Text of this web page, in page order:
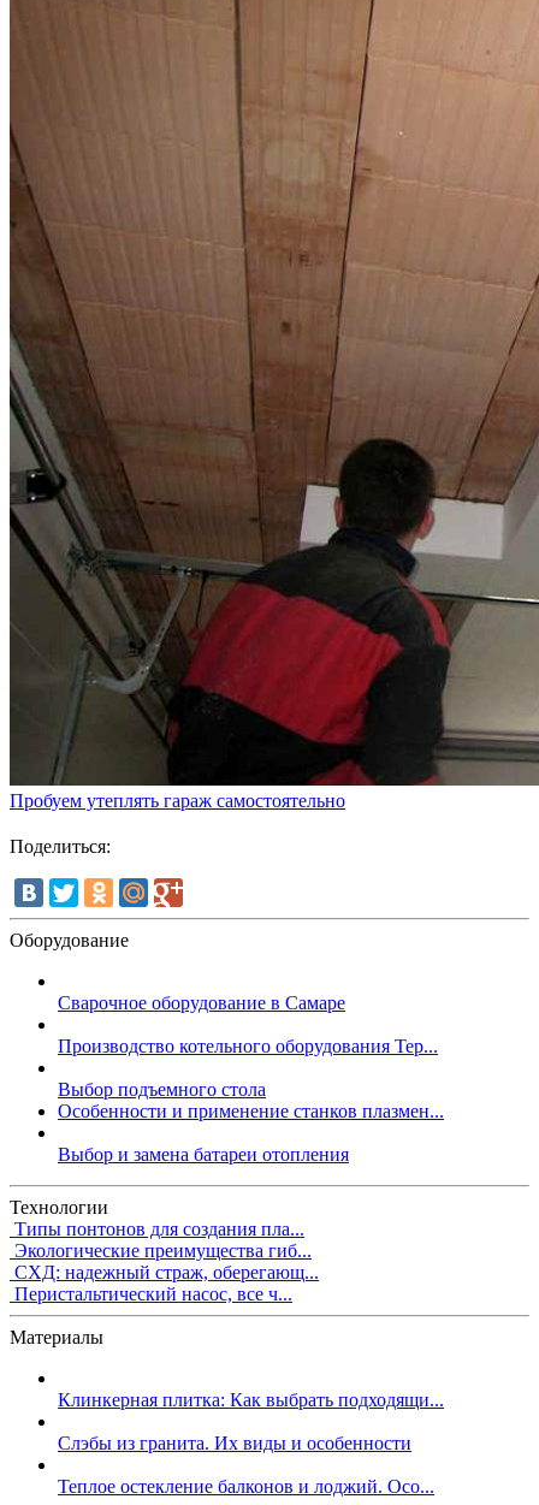
Пробуем утеплять гараж самостоятельно
Поделиться:
Оборудование
Сварочное оборудование в Самаре
Производство котельного оборудования Тер...
Выбор подъемного стола
Особенности и применение станков плазмен...
Выбор и замена батареи отопления
Технологии
Типы понтонов для создания пла...
Экологические преимущества гиб...
СХД: надежный страж, оберегающ...
Перистальтический насос, все ч...
Материалы
Клинкерная плитка: Как выбрать подходящи...
Слэбы из гранита. Их виды и особенности
Теплое остекление балконов и лоджий. Осо...